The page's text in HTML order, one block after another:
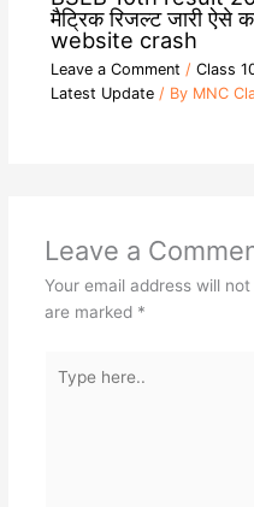
मैट्रिक रिजल्ट जारी
website crash
Leave a Comment / Class
Latest Update/ By MNC
Leave a
Your email address will
are marked *
here..